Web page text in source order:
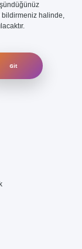
bildirmeniz halinde,